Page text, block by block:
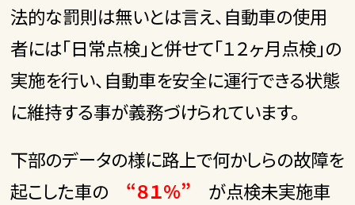
法的な罰則は無いとは言え、自動車の使用
者には「日常点検」と併せて「１２ヶ月点検」の
実施を行い、自動車を安全に運行できる状態
に維持する事が義務づけられています。
下部のデータの様に路上で何かしらの故障を
起こした車の “８１％” が点検未実施車